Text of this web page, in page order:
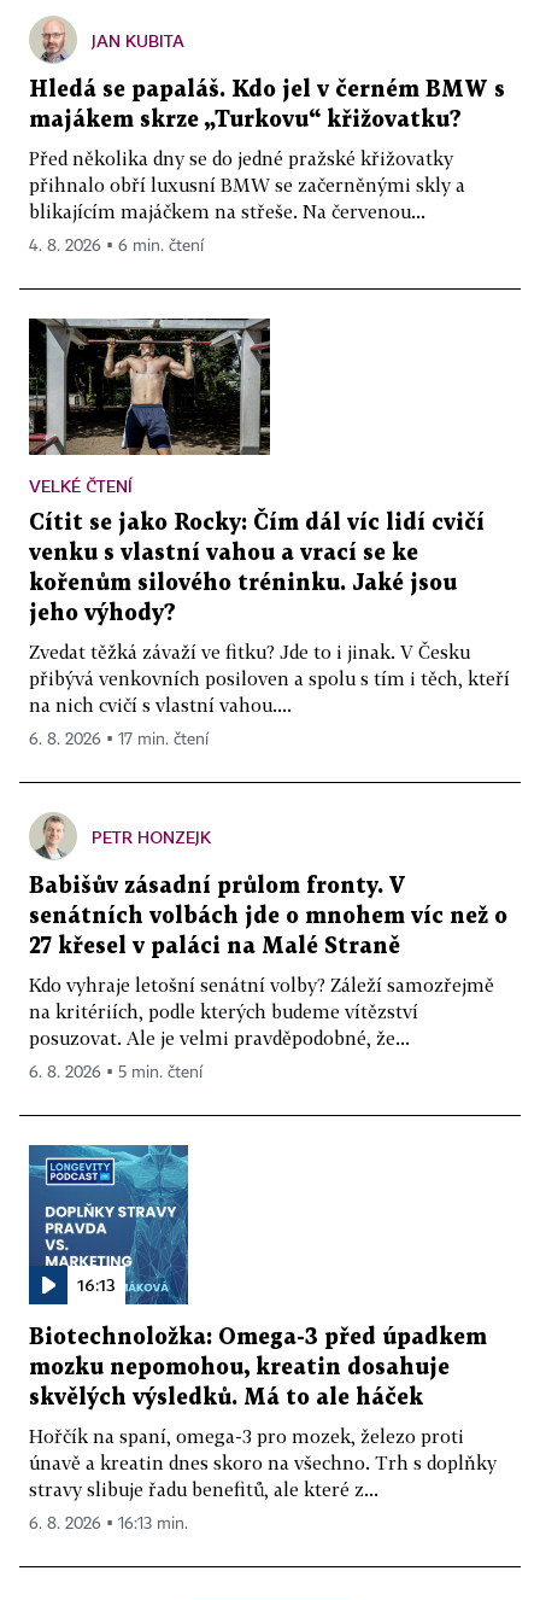
JAN KUBITA
Hledá se papaláš. Kdo jel v černém BMW s
majákem skrze „Turkovu“ křižovatku?
Před několika dny se do jedné pražské křižovatky
přihnalo obří luxusní BMW se začerněnými skly a
blikajícím majáčkem na střeše. Na červenou...
4. 8. 2026 ▪ 6 min. čtení
VELKÉ ČTENÍ
Cítit se jako Rocky: Čím dál víc lidí cvičí
venku s vlastní vahou a vrací se ke
kořenům silového tréninku. Jaké jsou
jeho výhody?
Zvedat těžká závaží ve fitku? Jde to i jinak. V Česku
přibývá venkovních posiloven a spolu s tím i těch, kteří
na nich cvičí s vlastní vahou....
6. 8. 2026 ▪ 17 min. čtení
PETR HONZEJK
Babišův zásadní průlom fronty. V
senátních volbách jde o mnohem víc než o
27 křesel v paláci na Malé Straně
Kdo vyhraje letošní senátní volby? Záleží samozřejmě
na kritériích, podle kterých budeme vítězství
posuzovat. Ale je velmi pravděpodobné, že...
6. 8. 2026 ▪ 5 min. čtení
16:13
Biotechnoložka: Omega-3 před úpadkem
mozku nepomohou, kreatin dosahuje
skvělých výsledků. Má to ale háček
Hořčík na spaní, omega-3 pro mozek, železo proti
únavě a kreatin dnes skoro na všechno. Trh s doplňky
stravy slibuje řadu benefitů, ale které z...
6. 8. 2026 ▪ 16:13 min.